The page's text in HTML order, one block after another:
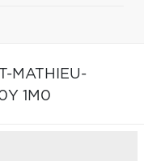
MATHIEU-
1M0